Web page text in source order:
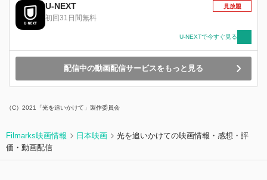
U-NEXT
初回31日間無料
見放題
U-NEXTで今すぐ見る
配信中の動画配信サービスをもっと見る
（C）2021「光を追いかけて」製作委員会
Filmarks映画情報 日本映画
光を追いかけての映画情報・感想・評
価・動画配信